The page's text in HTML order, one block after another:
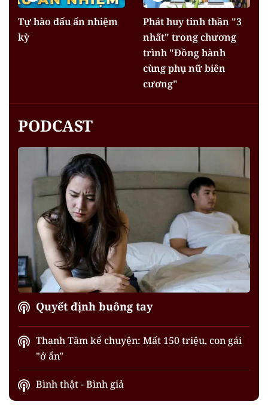
Tự hào dấu ấn nhiệm
kỳ
Phát huy tinh thần "3
nhất" trong chương
trình "Đồng hành
cùng phụ nữ biên
cương"
PODCAST
Quyết định buông tay
Thanh Tâm kể chuyện: Mất 150 triệu, con gái
"ở ẩn"
Bình thật - Bình giả